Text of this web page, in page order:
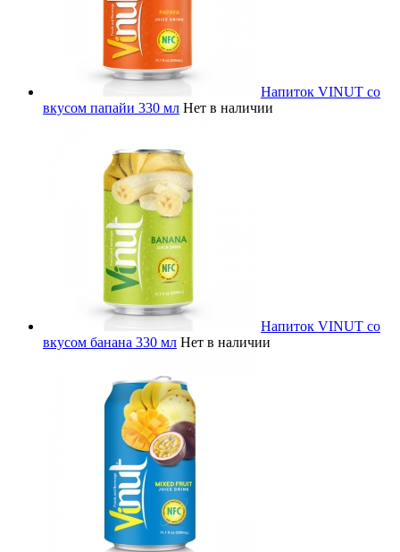
Напиток VINUT со
вкусом папайи 330 мл Нет в наличии
Напиток VINUT со
вкусом банана 330 мл Нет в наличии